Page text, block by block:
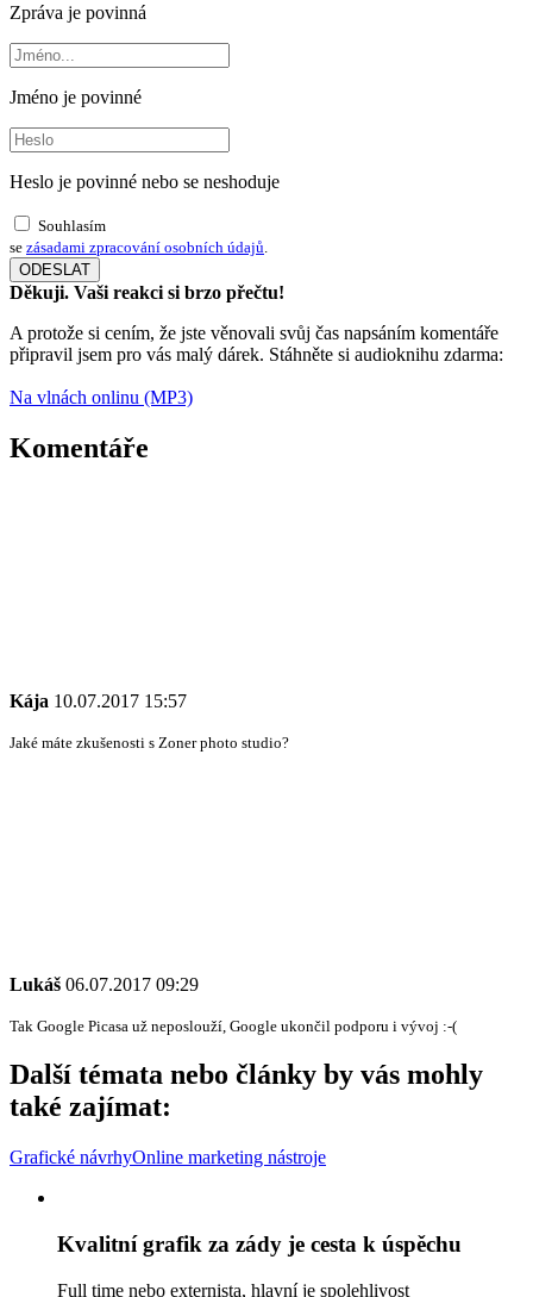
Zpráva je povinná
Jméno je povinné
Heslo je povinné nebo se neshoduje
Souhlasím
se zásadami zpracování osobních údajů
Děkuji. Vaši reakci si brzo přečtu!
A protože si cením, že jste věnovali svůj čas napsáním komentáře
připravil jsem pro vás malý dárek. Stáhněte si audioknihu zdarma:
Na vlnách onlinu (MP3)
Komentáře
Kája 10.07.2017 15:57
Jaké máte zkušenosti s Zoner photo studio?
Lukáš 06.07.2017 09:29
Tak Google Picasa už neposlouží, Google ukončil podporu i vývoj :-(
Další témata nebo články by vás mohly
také zajímat:
Grafické návrhyOnline marketing nástroje
Kvalitní grafik za zády je cesta k úspěchu
Full time nebo externista, hlavní je spolehlivost